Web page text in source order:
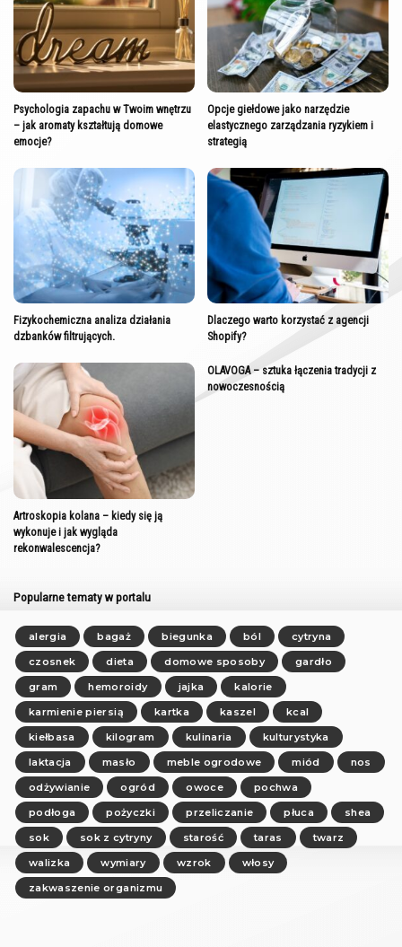
Psychologia zapachu w Twoim wnętrzu
– jak aromaty kształtują domowe
emocje?
Opcje giełdowe jako narzędzie
elastycznego zarządzania ryzykiem i
strategią
Fizykochemiczna analiza działania
dzbanków filtrujących.
Dlaczego warto korzystać z agencji
Shopify?
Artroskopia kolana – kiedy się ją
wykonuje i jak wygląda
rekonwalescencja?
OLAVOGA – sztuka łączenia tradycji z
nowoczesnością
Popularne tematy w portalu
alergia bagaż biegunka ból
cytryna
czosnek
dieta domowe sposoby
gardło
gram
hemoroidy jajka
kalorie
karmienie piersią
kartka kaszel
kcal
kiełbasa
kilogram kulinaria
kulturystyka
laktacja
masło meble ogrodowe miód
nos
odżywianie
ogród owoce
pochwa
podłoga
pożyczki przeliczanie płuca
shea
sok
sok z cytryny starość taras
twarz
walizka
wymiary wzrok
włosy
zakwaszenie organizmu